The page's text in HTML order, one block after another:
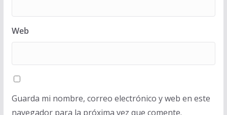
Web
Guarda mi nombre, correo electrónico y web en este
navegador para la próxima vez que comente.